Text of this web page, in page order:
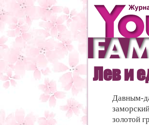
Лев и
Давным-
золотой